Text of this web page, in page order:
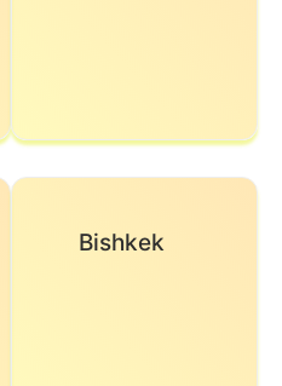
Bishkek